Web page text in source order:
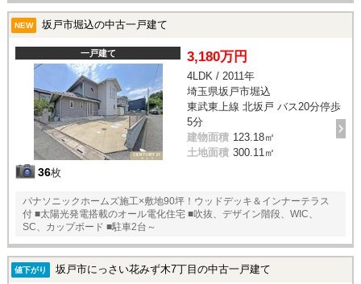
NEW 坂戸市堀込の中古一戸建て
一戸建て
36枚
3,180万円
4LDK / 2011年
埼玉県坂戸市堀込
東武東上線 北坂戸 バス20分停歩
5分
建物面積 123.18㎡
土地面積 300.11㎡
パナソニックホームズ施工×敷地90坪！ウッドデッキ＆インナーテラス
付 ■太陽光発電搭載のオール電化住宅 ■吹抜、デザイン階段、WIC、
SC、カップボード ■駐車2台～
値下がり 坂戸市にっさい花みず木7丁目の中古一戸建て